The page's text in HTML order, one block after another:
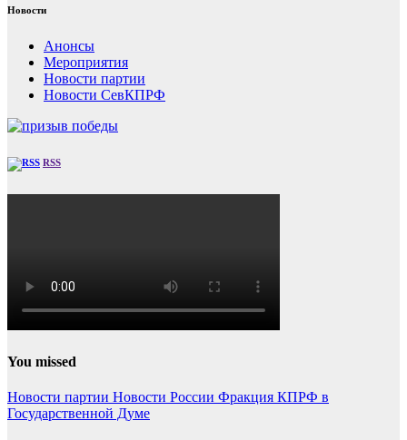
Новости
Анонсы
Мероприятия
Новости партии
Новости СевКПРФ
RSS
You missed
Новости партии Новости России Фракция КПРФ в
Государственной Думе